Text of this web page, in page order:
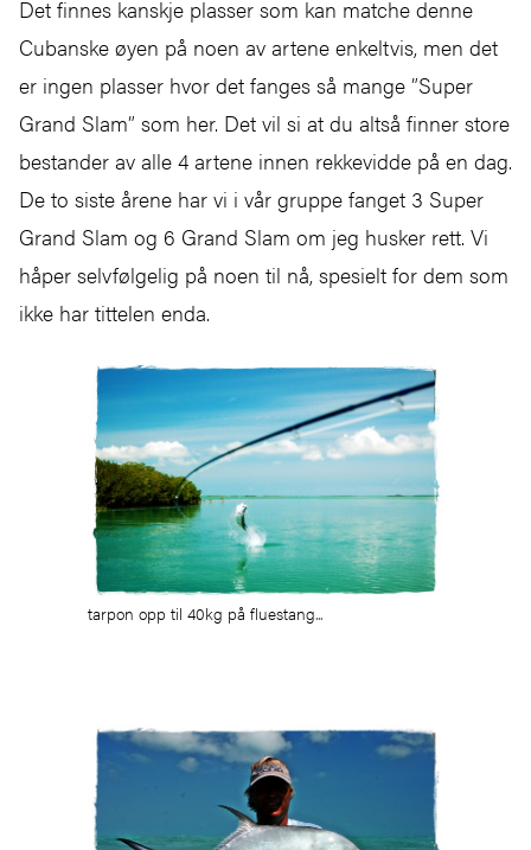
Det finnes kanskje plasser som kan matche denne
Cubanske øyen på noen av artene enkeltvis, men det
er ingen plasser hvor det fanges så mange ”Super
Grand Slam” som her. Det vil si at du altså finner store
bestander av alle 4 artene innen rekkevidde på en dag.
De to siste årene har vi i vår gruppe fanget 3 Super
Grand Slam og 6 Grand Slam om jeg husker rett. Vi
håper selvfølgelig på noen til nå, spesielt for dem som
ikke har tittelen enda.
tarpon opp til 40kg på fluestang...